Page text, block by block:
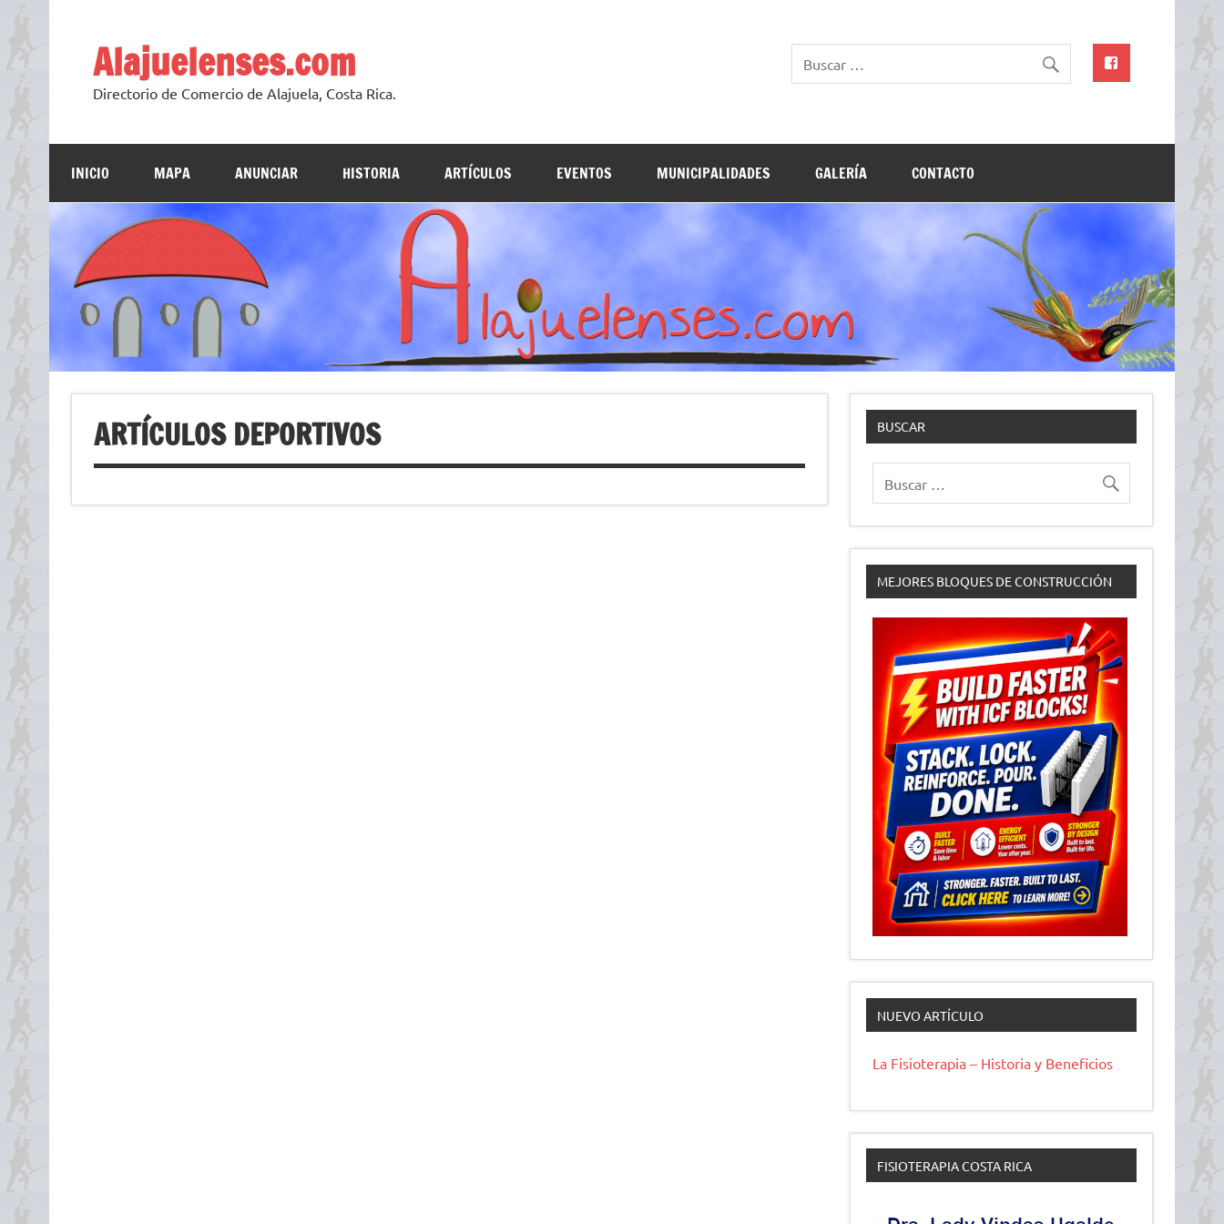
Skip
content
Alajuelenses.com
Directorio de Comercio de Alajuela, Costa Rica.
INICIO MAPA ANUNCIAR HISTORIA ARTÍCULOS EVENTOS MUNICIPALIDADES GALERÍA CONTACTO
ARTÍCULOS DEPORTIVOS BUSCAR
MEJORES BLOQUES DE CONSTRUCCIÓN
NUEVO ARTÍCULO
La Fisioterapia – Historia y Beneficios
FISIOTERAPIA COSTA RICA